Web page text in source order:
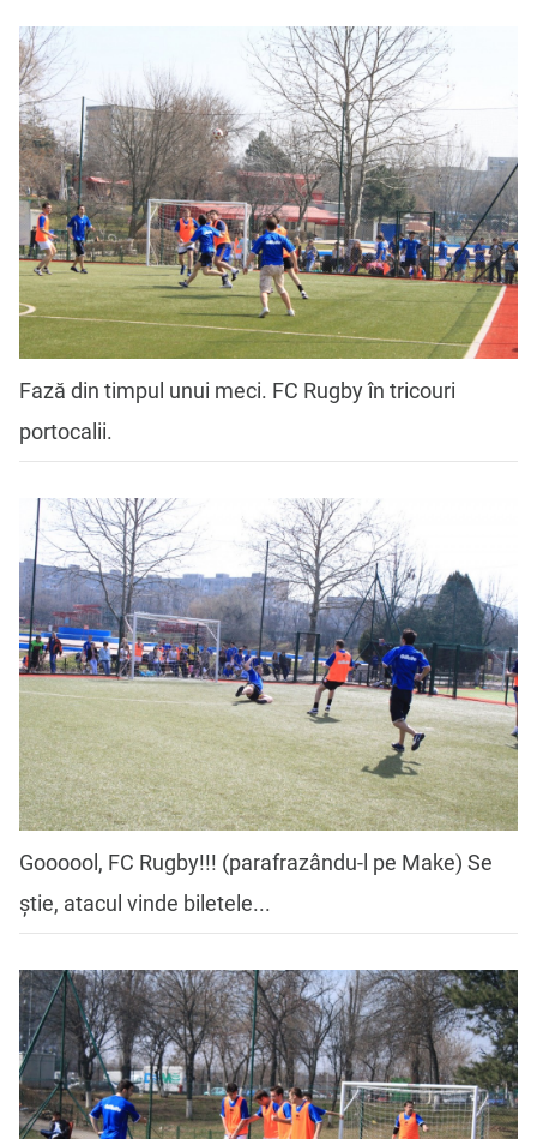
Fază din timpul unui meci. FC Rugby în tricouri
portocalii.
Goooool, FC Rugby!!! (parafrazându-l pe Make) Se
știe, atacul vinde biletele...